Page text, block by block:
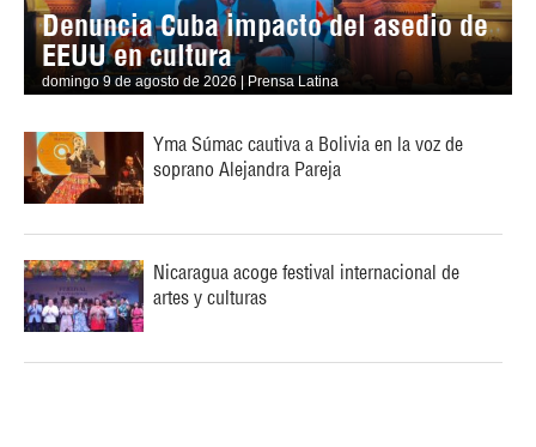
Denuncia Cuba impacto del asedio de
EEUU en cultura
domingo 9 de agosto de 2026 | Prensa Latina
Yma Súmac cautiva a Bolivia en la voz de
soprano Alejandra Pareja
Nicaragua acoge festival internacional de
artes y culturas